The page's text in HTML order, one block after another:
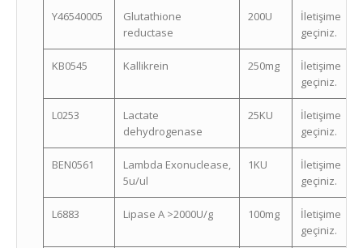
Y46540005
Glutathione
reductase
200U
İletişime
geçiniz.
KB0545 Kallikrein 250mg
İletişime
geçiniz.
L0253
Lactate
dehydrogenase
25KU
İletişime
geçiniz.
BEN0561
Lambda Exonuclease,
5u/ul
1KU
İletişime
geçiniz.
L6883 Lipase A >2000U/g 100mg
İletişime
geçiniz.